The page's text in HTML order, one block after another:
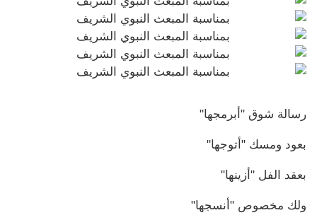
رسالة شوق "أبرمجها"
‏بعود ومسك "أتوجها"
‏بعقد الفل "أزينها"
ولك مخصوص "أنسجها"